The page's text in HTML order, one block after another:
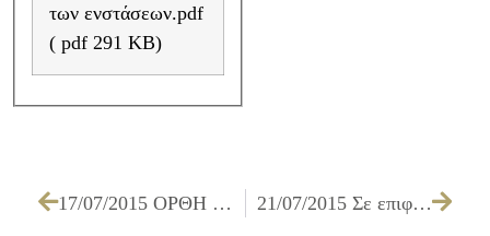
των ενστάσεων.pdf
( pdf 291 KB)
17/07/2015 ΟΡΘΗ ΕΠΑΝΑΛΗΨΗ – Καινούργια υποδήματα για τους ωφελούμενους του Κοινωνικού Παντοπωλείου Ιλίου 21/07/2015 Σε επιφυλακή και επιχειρησιακή ετοιμότητα ο Δήμος Ιλίου